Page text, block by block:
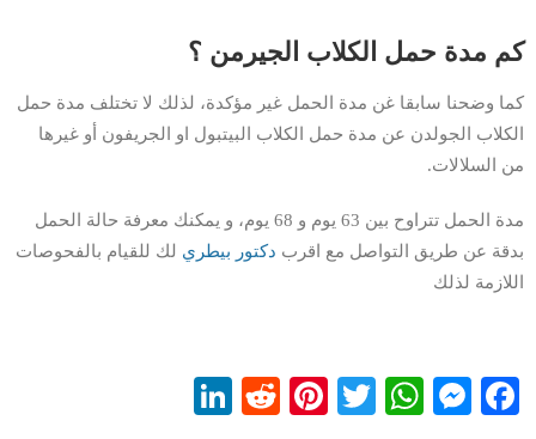
كم مدة حمل الكلاب الجيرمن ؟
كما وضحنا سابقا غن مدة الحمل غير مؤكدة، لذلك لا تختلف مدة حمل
الكلاب الجولدن عن مدة حمل الكلاب البيتبول او الجريفون أو غيرها
من السلالات.
مدة الحمل تتراوح بين 63 يوم و 68 يوم، و يمكنك معرفة حالة الحمل
بدقة عن طريق التواصل مع اقرب دكتور بيطري لك للقيام بالفحوصات
اللازمة لذلك
Facebook
Messenger
WhatsApp
Twitter
Pinterest
Reddit